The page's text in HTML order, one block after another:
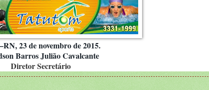
23 de novembro de 2015.
Barros Julião Cavalcante
Diretor Secretário